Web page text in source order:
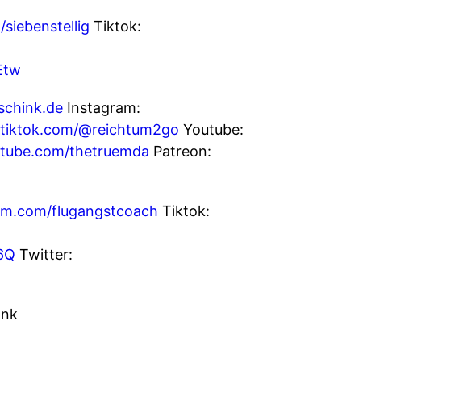
Tiktok:
Instagram:
@reichtum2go Youtube:
thetruemda Patreon:
flugangstcoach Tiktok:
Twitter: